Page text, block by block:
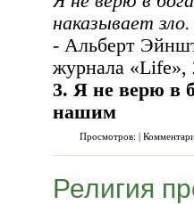
наказывает зло.
- Альберт
журнала «Life»,
3. Я не верю в
нашим
Просмотров: |
Религия